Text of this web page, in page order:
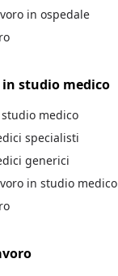
in ospedale
studio medico
medico
specialisti
generici
in studio medico